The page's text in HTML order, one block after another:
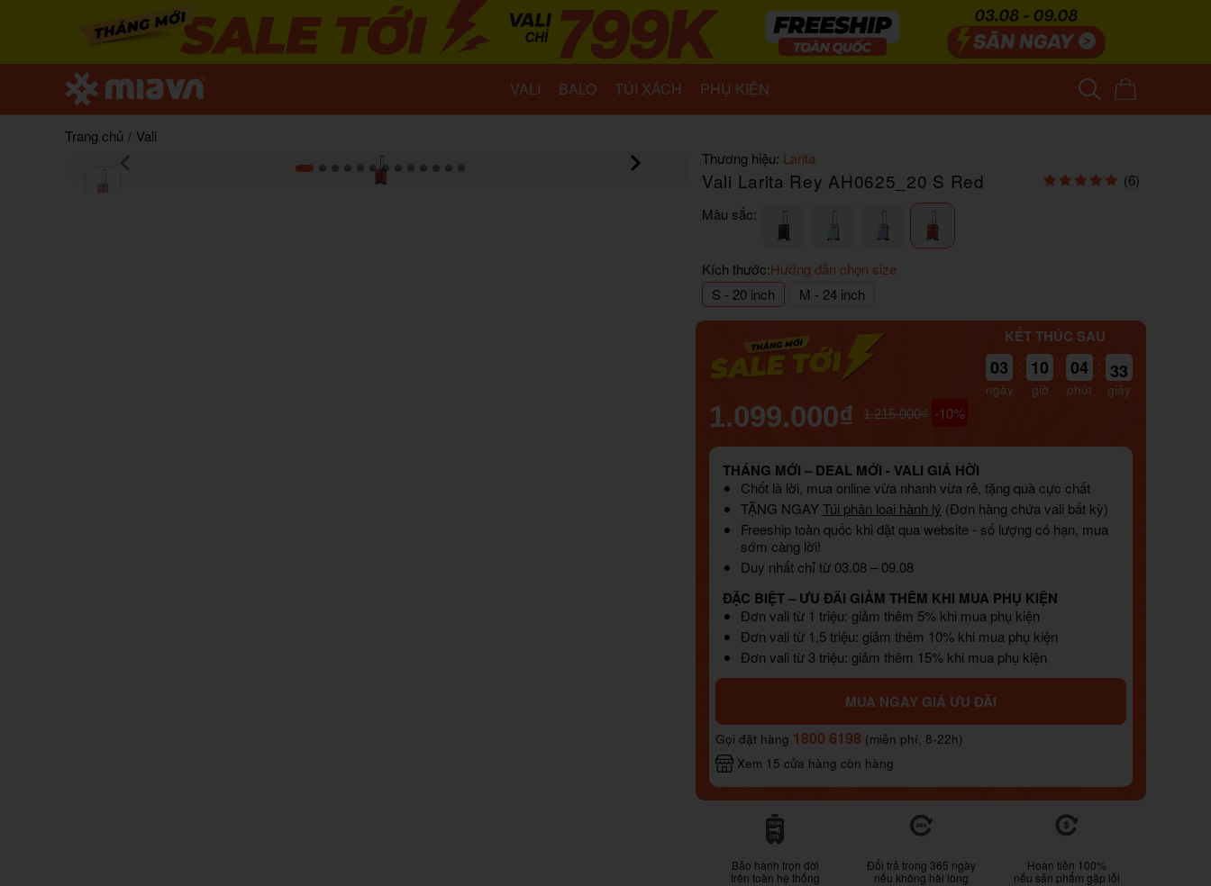
VALI BALO TÚI XÁCH PHỤ KIỆN
Trang chủ / Vali
Thương hiệu: Larita
Vali Larita Rey AH0625_20 S Red
(6)
Màu sắc:
Kích thước:Hướng dẫn chọn size
S - 20 inch
M - 24 inch
KẾT THÚC SAU
03
ngày
: 10
giờ
: 04
phút
:
32
31
giây
1.099.000₫ 1.215.000₫ -10%
THÁNG MỚI – DEAL MỚI - VALI GIÁ HỜI
Chốt là lời, mua online vừa nhanh vừa rẻ, tặng quà cực chất
TẶNG NGAYTúi phân loại hành lý (Đơn hàng chứa vali bất kỳ)
Freeship toàn quốc khi đặt qua website - số lượng có hạn, mua
sớm càng lời!
Duy nhất chỉ từ 03.08 – 09.08
ĐẶC BIỆT – ƯU ĐÃI GIẢM THÊM KHI MUA PHỤ KIỆN
Đơn vali từ 1 triệu: giảm thêm 5% khi mua phụ kiện
Đơn vali từ 1,5 triệu: giảm thêm 10% khi mua phụ kiện
Đơn vali từ 3 triệu: giảm thêm 15% khi mua phụ kiện
MUA NGAY GIÁ ƯU ĐÃI
Gọi đặt hàng 1800 6198 (miễn phí, 8-22h)
Xem 15 cửa hàng còn hàng
Bảo hành trọn đời
trên toàn hệ thống
Đổi trả trong 365 ngày
nếu không hài lòng
Hoàn tiền 100%
nếu sản phẩm gặp lỗi